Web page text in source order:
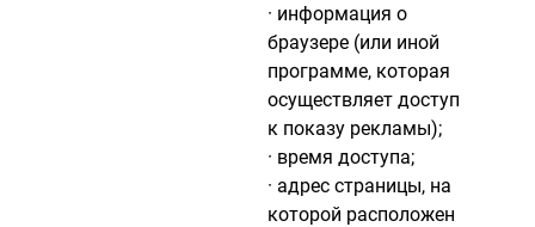
· информация о
браузере (или иной
программе, которая
осуществляет доступ
к показу рекламы);
· время доступа;
· адрес страницы, на
которой расположен